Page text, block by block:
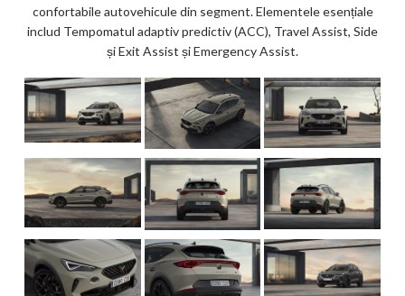
confortabile autovehicule din segment. Elementele esențiale
includ Tempomatul adaptiv predictiv (ACC), Travel Assist, Side
și Exit Assist și Emergency Assist.